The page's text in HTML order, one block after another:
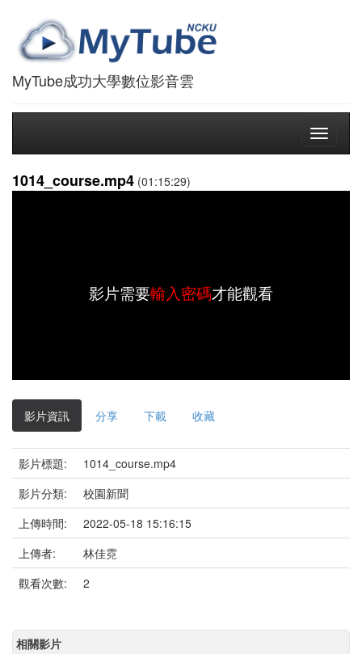
MyTube成功大學數位影音雲
Toggle
1014_course.mp4 (01:15:29)
影片需要輸入密碼才能觀看
影片資訊 分享 下載 收藏
影片標題:
1014_course.mp4
影片分類:
校園新聞
上傳時間:
2022-05-18 15:16:15
上傳者:
林佳霓
觀看次數:
2
相關影片